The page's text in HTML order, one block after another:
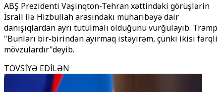
ABŞ Prezidenti Vaşinqton-Tehran xəttindəki görüşlərin
İsrail ilə Hizbullah arasındakı müharibəyə dair
danışıqlardan ayrı tutulmalı olduğunu vurğulayıb. Tramp
"Bunları bir-birindən ayırmaq istəyirəm, çünki ikisi fərqli
mövzulardır"deyib.
TÖVSİYƏ EDİLƏN